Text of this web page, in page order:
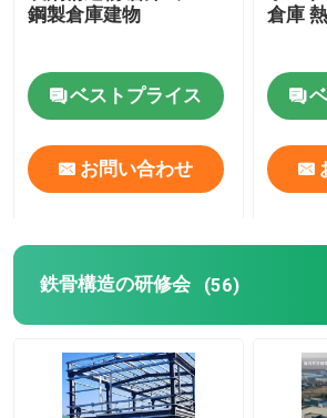
卵の層の鶏のおり
ブロイラーチキンケージシステム
鋼製倉庫建物
ベストプライス
お問い合わせ
倉庫
鉄骨構造の研修会 (56)